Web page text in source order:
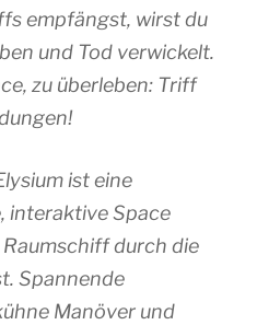
empfängst, wirst du
und Tod verwickelt.
zu überleben: Triff
ist eine
interaktive Space
Raumschiff durch die
Spannende
Manöver und